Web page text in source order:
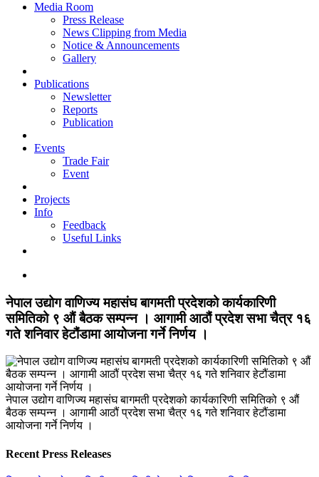
Media Room
Press Release
News Clipping from Media
Notice & Announcements
Gallery
Publications
Newsletter
Reports
Publication
Events
Trade Fair
Event
Projects
Info
Feedback
Useful Links
नेपाल उद्योग वाणिज्य महासंघ बागमती प्रदेशको कार्यकारिणी
समितिको ९ औं बैठक सम्पन्न । आगामी आठौं प्रदेश सभा चैत्र १६
गते शनिवार हेटौंडामा आयोजना गर्ने निर्णय ।
नेपाल उद्योग वाणिज्य महासंघ बागमती प्रदेशको कार्यकारिणी समितिको ९ औं
बैठक सम्पन्न । आगामी आठौं प्रदेश सभा चैत्र १६ गते शनिवार हेटौंडामा
आयोजना गर्ने निर्णय ।
Recent Press Releases